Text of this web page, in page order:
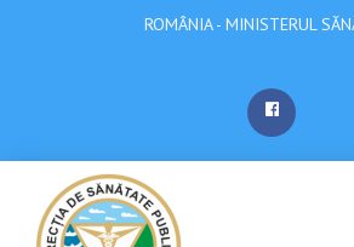
ROMÂNIA - MINISTERUL